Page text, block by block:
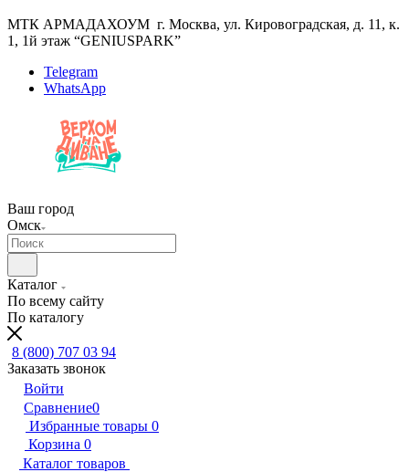
МТК АРМАДАХОУМ г. Москва, ул. Кировоградская, д. 11, к.
1, 1й этаж “GENIUSPARK”
Telegram
WhatsApp
Ваш город
Омск
Каталог
По всему сайту
По каталогу
8 (800) 707 03 94
Заказать звонок
Войти
Сравнение0
Избранные товары 0
Корзина 0
Каталог товаров